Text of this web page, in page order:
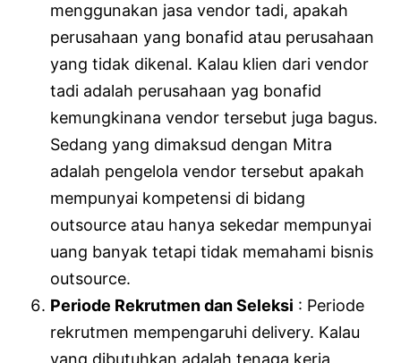
menggunakan jasa vendor tadi, apakah
perusahaan yang bonafid atau perusahaan
yang tidak dikenal. Kalau klien dari vendor
tadi adalah perusahaan yag bonafid
kemungkinana vendor tersebut juga bagus.
Sedang yang dimaksud dengan Mitra
adalah pengelola vendor tersebut apakah
mempunyai kompetensi di bidang
outsource atau hanya sekedar mempunyai
uang banyak tetapi tidak memahami bisnis
outsource.
Periode Rekrutmen dan Seleksi : Periode
rekrutmen mempengaruhi delivery. Kalau
yang dibutuhkan adalah tenaga kerja